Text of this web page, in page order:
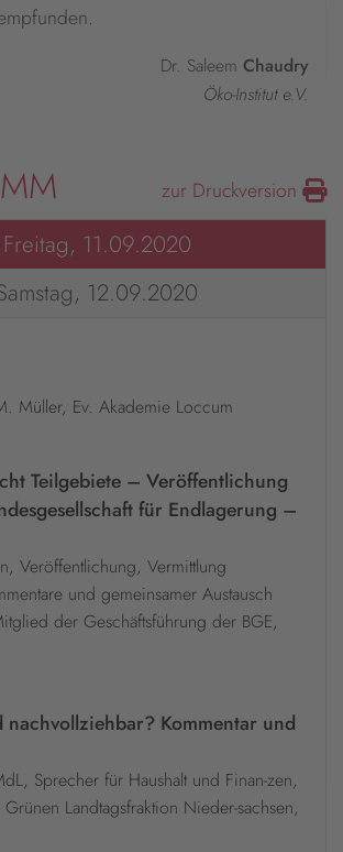
Dr. Saleem Chaudry
Öko-Institut e.V.
zur Druckversion
Freitag, 11.09.2020
12.09.2020
Müller, Ev. Akademie Loccum
Teilgebiete – Veröffentlichung
für Endlagerung –
Veröffentlichung, Vermittlung
und gemeinsamer Austausch
der Geschäftsführung der BGE,
nachvollziehbar? Kommentar und
Sprecher für Haushalt und Finan-zen,
Landtagsfraktion Nieder-sachsen,